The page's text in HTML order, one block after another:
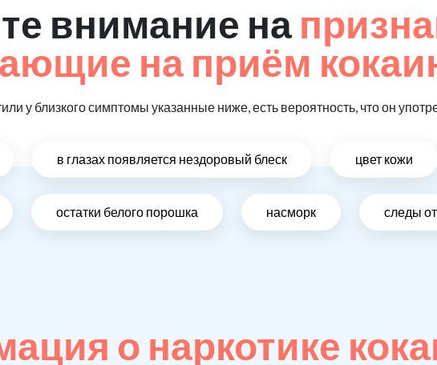
внимание на
на приём
у близкого симптомы указанные ниже, есть вероятность, что он
в глазах появляется нездоровый блеск цвет кожи
остатки белого порошка насморк следы
о наркотике